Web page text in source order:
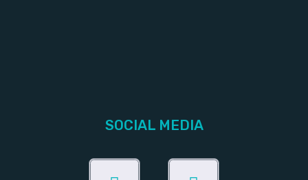
SOCIAL MEDIA
Facebook Instagram